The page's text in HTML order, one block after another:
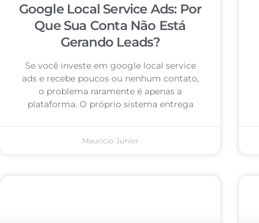
Google Local Service Ads: Por
Que Sua Conta Não Está
Gerando Leads?
Se você investe em google local service
ads e recebe poucos ou nenhum contato,
o problema raramente é apenas a
plataforma. O próprio sistema entrega
Mauricio Junior